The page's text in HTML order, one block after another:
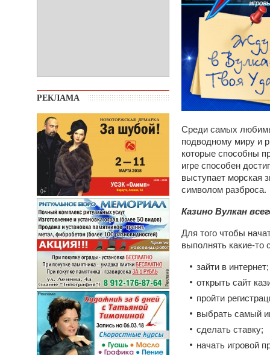
РЕКЛАМА
Среди самых
подводному миру и
которые способны
игре способен
выступает морская
символом разброса.
Казино Вулкан
Для того чтобы
выполнять какие-то
зайти в интернет;
открыть сайт
пройти
выбрать самый
сделать ставку;
начать игровой